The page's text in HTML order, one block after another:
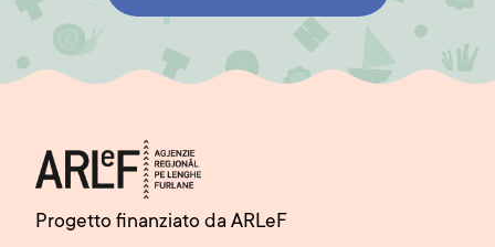
Progetto finanziato da ARLeF